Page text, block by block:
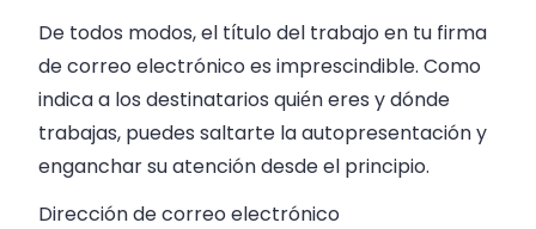
De todos modos, el título del trabajo en tu firma
de correo electrónico es imprescindible. Como
indica a los destinatarios quién eres y dónde
trabajas, puedes saltarte la autopresentación y
enganchar su atención desde el principio.
Dirección de correo electrónico